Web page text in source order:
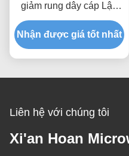
giảm rung dây cáp Lập
trình nhanh Lắp ráp
nhanh Giá đỡ chống sốc
tùy chỉnh
Nhận được giá tốt nhất
Liên hệ với chúng tôi
Xi'an Hoan